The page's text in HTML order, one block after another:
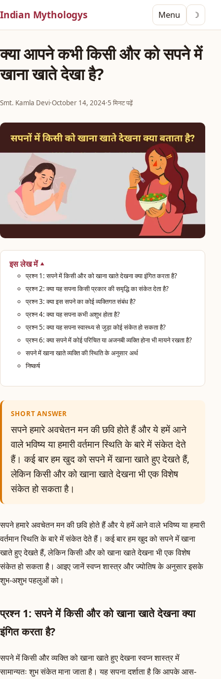
Indian Mythologys Menu ☽
क्या आपने कभी किसी और को सपने में
खाना खाते देखा है?
Smt. Kamla Devi·October 14, 2024·5 मिनट पढ़ें
इस लेख में
प्रश्न 1: सपने में किसी और को खाना खाते देखना क्या इंगित करता है?
प्रश्न 2: क्या यह सपना किसी प्रकार की समृद्धि का संकेत देता है?
प्रश्न 3: क्या इस सपने का कोई व्यक्तिगत संबंध है?
प्रश्न 4: क्या यह सपना कभी अशुभ होता है?
प्रश्न 5: क्या यह सपना स्वास्थ्य से जुड़ा कोई संकेत हो सकता है?
प्रश्न 6: क्या सपने में कोई परिचित या अजनबी व्यक्ति होना भी मायने रखता है?
सपने में खाना खाते व्यक्ति की स्थिति के अनुसार अर्थ
निष्कर्ष
SHORT ANSWER
सपने हमारे अवचेतन मन की छवि होते हैं और ये हमें आने
वाले भविष्य या हमारी वर्तमान स्थिति के बारे में संकेत देते
हैं। कई बार हम खुद को सपने में खाना खाते हुए देखते हैं,
लेकिन किसी और को खाना खाते देखना भी एक विशेष
संकेत हो सकता है।
सपने हमारे अवचेतन मन की छवि होते हैं और ये हमें आने वाले भविष्य या हमारी
वर्तमान स्थिति के बारे में संकेत देते हैं। कई बार हम खुद को सपने में खाना
खाते हुए देखते हैं, लेकिन किसी और को खाना खाते देखना भी एक विशेष
संकेत हो सकता है। आइए जानें स्वप्न शास्त्र और ज्योतिष के अनुसार इसके
शुभ-अशुभ पहलुओं को।
प्रश्न 1: सपने में किसी और को खाना खाते देखना क्या
इंगित करता है?
सपने में किसी और व्यक्ति को खाना खाते हुए देखना स्वप्न शास्त्र में
सामान्यतः शुभ संकेत माना जाता है। यह सपना दर्शाता है कि आपके आस-